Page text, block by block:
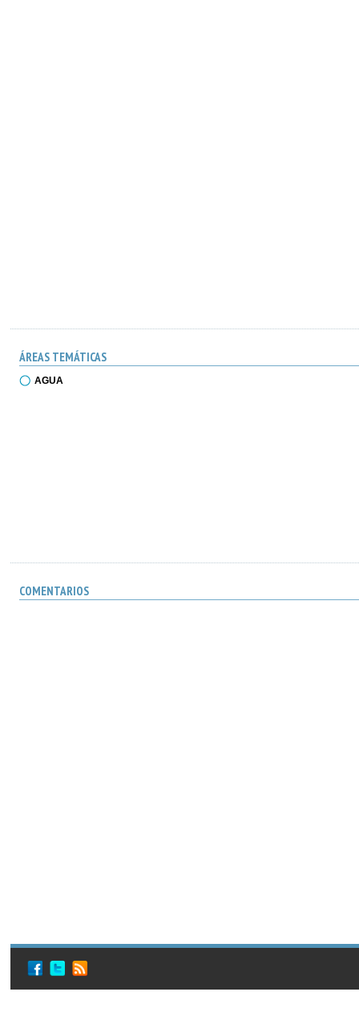
ÁREAS TEMÁTICAS
AGUA
COMENTARIOS